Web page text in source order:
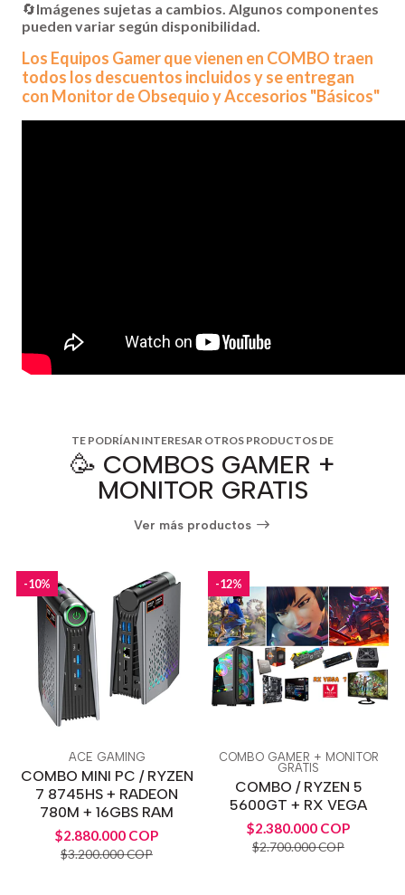
🔄Imágenes sujetas a cambios. Algunos componentes
pueden variar según disponibilidad.
Los Equipos Gamer que vienen en COMBO traen
todos los descuentos incluidos y se entregan
con Monitor de Obsequio y Accesorios "Básicos"
TE PODRÍAN INTERESAR OTROS PRODUCTOS DE
🥳 COMBOS GAMER +
MONITOR GRATIS
Ver más productos
-10%
ACE GAMING
COMBO MINI PC / RYZEN
7 8745HS + RADEON
780M + 16GBS RAM
$2.880.000 COP
$3.200.000 COP
-12%
COMBO GAMER + MONITOR
GRATIS
COMBO / RYZEN 5
5600GT + RX VEGA
$2.380.000 COP
$2.700.000 COP